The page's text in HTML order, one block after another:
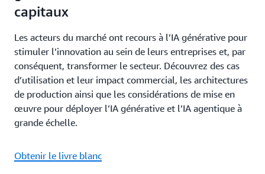
capitaux
Les acteurs du marché ont recours à l’IA générative pour
stimuler l’innovation au sein de leurs entreprises et, par
conséquent, transformer le secteur. Découvrez des cas
d’utilisation et leur impact commercial, les architectures
de production ainsi que les considérations de mise en
œuvre pour déployer l’IA générative et l’IA agentique à
grande échelle.
Obtenir le livre blanc